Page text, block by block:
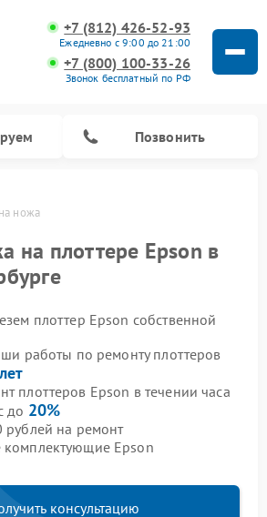
+7 (812) 426-52-93
Ежедневно с 9:00 до 21:00
+7 (800) 100-33-26
Звонок бесплатный по РФ
Позвонить
ножа
на плоттере Epson в
плоттер Epson собственной
работы по ремонту плоттеров
плоттеров Epson в течении часа
до 20%
рублей на ремонт
Epson
консультацию